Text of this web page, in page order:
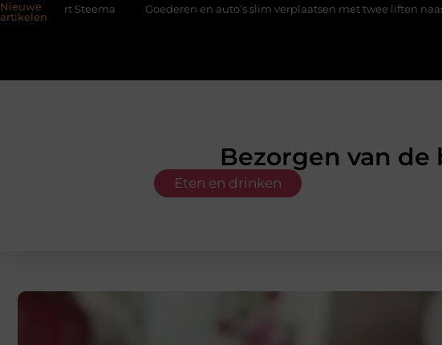
Nieuwe
artikelen
Goederen en auto’s slim verplaatsen met twee liften naast elkaar
Bezorgen van
Eten en drinken